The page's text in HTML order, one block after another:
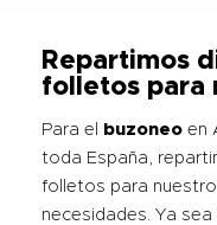
Repartimos
folletos para
Para el buzoneo en
toda España,
folletos para
necesidades. Ya